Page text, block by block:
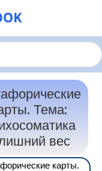
Психосоматики
Тема:
вес
карты.